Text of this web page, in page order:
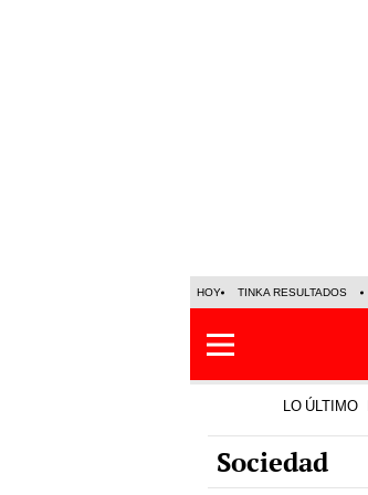
HOY TINKA RESULTADOS
LO ÚLTIMO
Sociedad